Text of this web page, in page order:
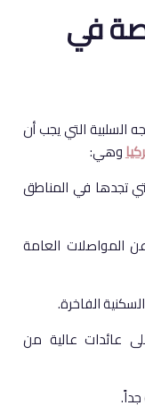
في
السلبية التي يجب أن
وهي:
تجدها في المناطق
المواصلات العامة
الفاخرة.
عائدات عالية من